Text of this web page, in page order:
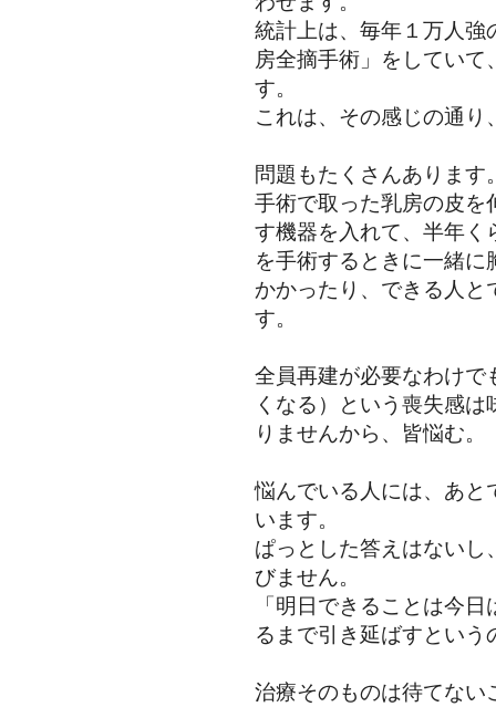
統計上は、毎年１万人強
房全摘手術」をしてい
す。
これは、その感じの通
問題もたくさんあります
手術で取った乳房の皮を
す機器を入れて、半年く
を手術するときに一緒
かかったり、できる人
す。
全員再建が必要なわけで
くなる）という喪失感
りませんから、皆悩む。
悩んでいる人には、あと
います。
ぱっとした答えはない
びません。
「明日できることは今
るまで引き延ばすという
治療そのものは待てない